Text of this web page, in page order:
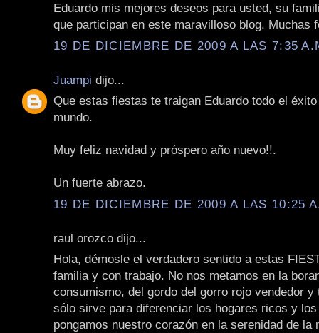
Eduardo mis mejores deseos para usted, su
que participan en este maravilloso blog. Muchas
19 DE DICIEMBRE DE 2009 A LAS 7:35
Juampi dijo...
Que estas fiestas te traigan Eduardo todo el
mundo.
Muy feliz navidad y próspero año nuevo!!.
Un fuerte abrazo.
19 DE DICIEMBRE DE 2009 A LAS 10:25
raul orozco dijo...
Hola, démosle el verdadero sentido a estas
familia y con trabajo. No nos metamos en la
consumismo, del gordo del gorro rojo vendedor y
sólo sirve para diferenciar los hogares ricos y
pongamos nuestro corazón en la serenidad de la